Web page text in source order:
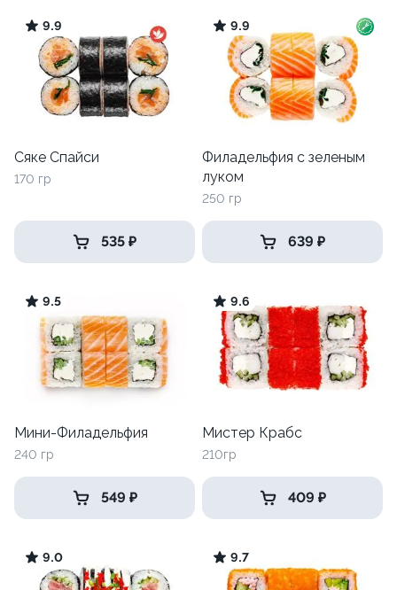
9.9
Сяке Спайси
170 гр
535 ₽
9.9
Филадельфия с зеленым
луком
250 гр
639 ₽
9.5
Мини-Филадельфия
240 гр
549 ₽
9.6
Мистер Крабс
210гр
409 ₽
9.0 9.7